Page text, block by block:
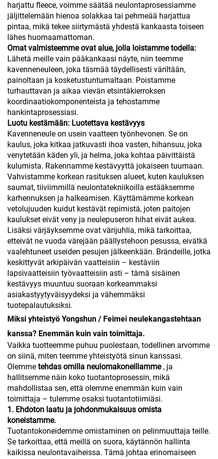
harjattu fleece, voimme säätää neulontaprosessiamme
jäljittelemään hienoa solakkaa tai pehmeää harjattua
pintaa, mikä tekee siirtymästä yhdestä kankaasta toiseen
lähes huomaamattoman.
Omat valmisteemme ovat alue, jolla loistamme todella:
Lähetä meille vain pääkankaasi näyte, niin teemme
kavenneneuleen, joka täsmää täydellisesti väriltään,
painoltaan ja kosketustuntumaltaan. Poistamme
turhauttavan ja aikaa vievän etsintäkierroksen
koordinaatiokomponenteista ja tehostamme
hankintaprosessiasi.
Luotu kestämään: Luotettava kestävyys
Kavenneneule on usein vaatteen työnhevonen. Se on
kaulus, joka kitkaa jatkuvasti ihoa vasten, hihansuu, joka
venytetään käden yli, ja helma, joka kohtaa päivittäistä
kulumista. Rakennamme kestävyyttä jokaiseen tuumaan.
Vahvistamme korkean rasituksen alueet, kuten kauluksen
saumat, tiiviimmillä neulontatekniikoilla estääksemme
karhennuksen ja halkeamisen. Käyttämämme korkean
vetolujuuden kuidut kestävät repimistä, joten paitojen
kaulukset eivät veny ja neulepuseron hihat eivät aukea.
Lisäksi värjäyksemme ovat värijuhlia, mikä tarkoittaa,
etteivät ne vuoda värejään päällystehoon pesussa, eivätkä
vaalehtuneet useiden pesujen jälkeenkään. Brändeille, jotka
keskittyvät arkipäivän vaatteisiin – kestäviin
lapsivaatteisiin työvaatteisiin asti – tämä sisäinen
kestävyys muuntuu suoraan korkeammaksi
asiakastyytyväisyydeksi ja vähemmäksi
tuotepalautuksiksi.
Miksi yhteistyö Yongshun / Feimei neulekangastehtaan
kanssa? Enemmän kuin vain toimittaja.
Vaikka tuotteemme puhuu puolestaan, todellinen arvomme
on siinä, miten teemme yhteistyötä sinun kanssasi.
Olemme tehdas omilla neulomakoneillamme , ja
hallitsemme näin koko tuotantoprosessin, mikä
mahdollistaa sen, että olemme enemmän kuin vain
toimittaja – tulemme osaksi tuotantotiimiäsi.
1. Ehdoton laatu ja johdonmukaisuus omista
koneistamme.
Tuotantokoneidemme omistaminen on pelinmuuttaja teille.
Se tarkoittaa, että meillä on suora, käytännön hallinta
kaikissa neulontavaiheissa. Tämä johtaa erinomaiseen